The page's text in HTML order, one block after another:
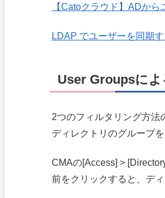
【Catoクラウド】ADか
LDAP でユーザーを同期
User Groupsに
2つのフィルタリング方法
ディレクトリのグループ
CMAの[Access] >
前をクリックすると、デ